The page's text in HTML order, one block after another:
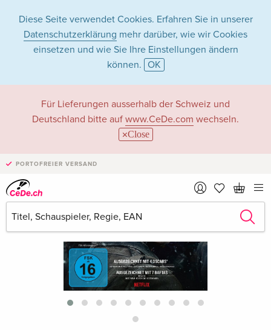
Diese Seite verwendet Cookies. Erfahren Sie in unserer
Datenschutzerklärung mehr darüber, wie wir Cookies
einsetzen und wie Sie Ihre Einstellungen ändern
können. OK
Für Lieferungen ausserhalb der Schweiz und
Deutschland bitte auf www.CeDe.com wechseln.
Close
PORTOFREIER VERSAND